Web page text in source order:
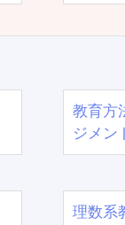
教育方
ジメン
理数系